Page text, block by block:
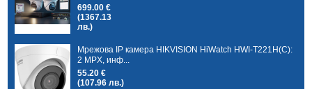
699.00 €
(1367.13
лв.)
Мрежова IP камера HIKVISION HiWatch HWI-T221H(C):
2 MPX, инф...
55.20 €
(107.96 лв.)